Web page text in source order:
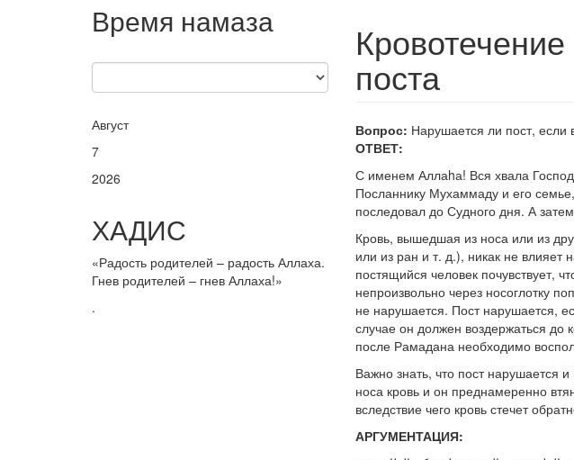
поста
Вопрос: Нарушается ли пост, если
ОТВЕТ:
С именем Аллаhа! Вся хвала
Посланнику Мухаммаду и его
последовал до Судного дня. А
Кровь, вышедшая из носа или из
или из ран и т. д.), никак не влияет
постящийся человек почувствует,
непроизвольно через носоглотку
не нарушается. Пост нарушается,
случае он должен воздержаться до
после Рамадана необходимо
Важно знать, что пост нарушается
носа кровь и он преднамеренно
вследствие чего кровь стечет
АРГУМЕНТАЦИЯ:
Время намаза
Август
7
2026
ХАДИС
«Радость родителей – радость Аллаха.
Гнев родителей – гнев Аллаха!»
.